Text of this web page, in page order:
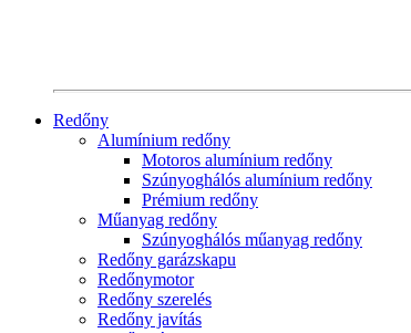
Redőny
Alumínium redőny
Motoros alumínium redőny
Szúnyoghálós alumínium redőny
Prémium redőny
Műanyag redőny
Szúnyoghálós műanyag redőny
Redőny garázskapu
Redőnymotor
Redőny szerelés
Redőny javítás